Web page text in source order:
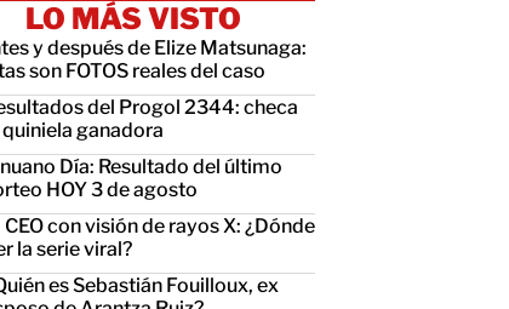
LO MÁS VISTO
y después de Elize Matsunaga:
son FOTOS reales del caso
del Progol 2344: checa
quiniela ganadora
Día: Resultado del último
HOY 3 de agosto
CEO con visión de rayos X: ¿Dónde
la serie viral?
es Sebastián Fouilloux, ex